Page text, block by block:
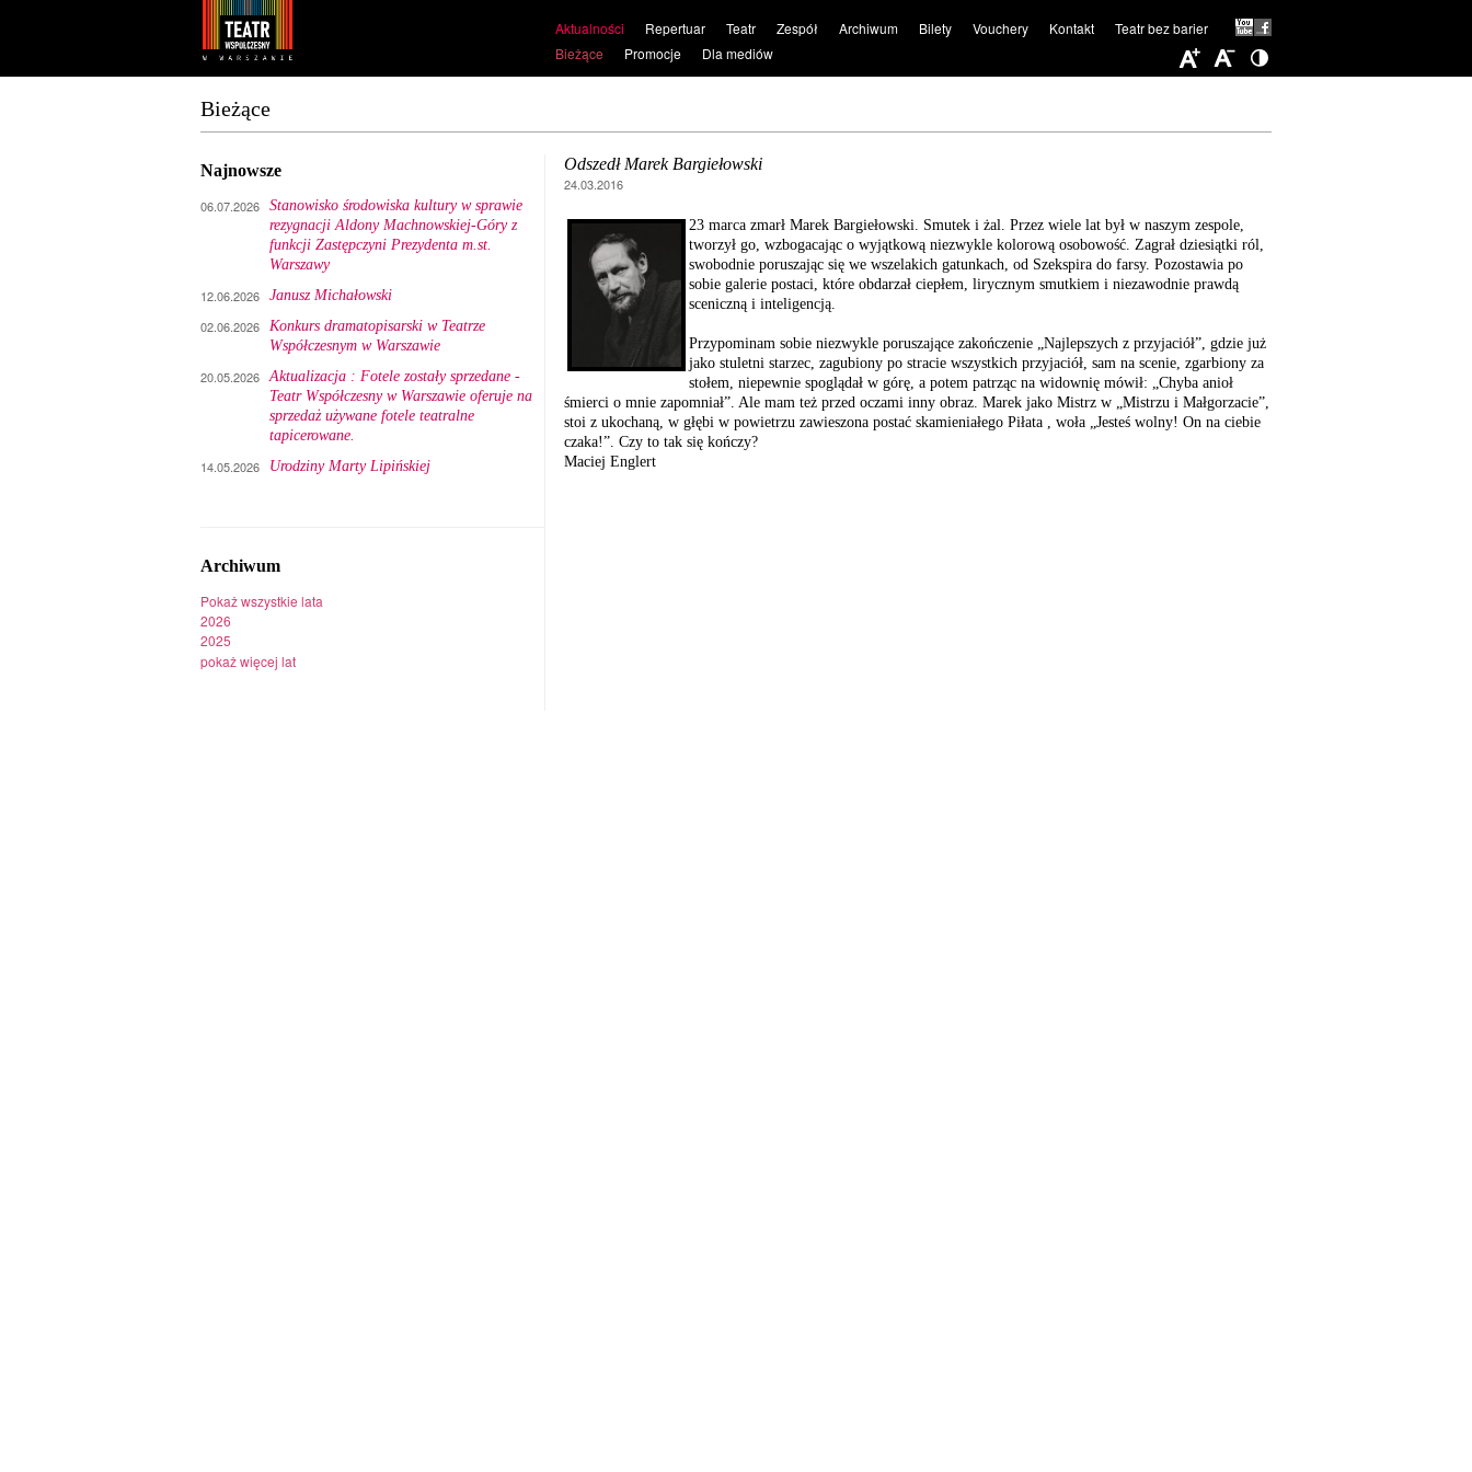
Aktualności
Bieżące
Promocje Dla mediów
Repertuar Teatr Zespół Archiwum Bilety Vouchery Kontakt Teatr bez barier
Bieżące
Najnowsze
06.07.2026 Stanowisko środowiska kultury w sprawie
rezygnacji Aldony Machnowskiej-Góry z
funkcji Zastępczyni Prezydenta m.st.
Warszawy
12.06.2026 Janusz Michałowski
02.06.2026 Konkurs dramatopisarski w Teatrze
Współczesnym w Warszawie
20.05.2026 Aktualizacja : Fotele zostały sprzedane -
Teatr Współczesny w Warszawie oferuje na
sprzedaż używane fotele teatralne
tapicerowane.
14.05.2026 Urodziny Marty Lipińskiej
Archiwum
Pokaż wszystkie lata
2026
2025
pokaż więcej lat
Odszedł Marek Bargiełowski
24.03.2016
23 marca zmarł Marek Bargiełowski. Smutek i żal. Przez wiele lat był w naszym zespole,
tworzył go, wzbogacając o wyjątkową niezwykle kolorową osobowość. Zagrał dziesiątki ról,
swobodnie poruszając się we wszelakich gatunkach, od Szekspira do farsy. Pozostawia po
sobie galerie postaci, które obdarzał ciepłem, lirycznym smutkiem i niezawodnie prawdą
sceniczną i inteligencją.
Przypominam sobie niezwykle poruszające zakończenie „Najlepszych z przyjaciół”, gdzie już
jako stuletni starzec, zagubiony po stracie wszystkich przyjaciół, sam na scenie, zgarbiony za
stołem, niepewnie spoglądał w górę, a potem patrząc na widownię mówił: „Chyba anioł
śmierci o mnie zapomniał”. Ale mam też przed oczami inny obraz. Marek jako Mistrz w „Mistrzu i Małgorzacie”,
stoi z ukochaną, w głębi w powietrzu zawieszona postać skamieniałego Piłata , woła „Jesteś wolny! On na ciebie
czaka!”. Czy to tak się kończy?
Maciej Englert